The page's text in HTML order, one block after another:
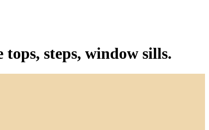
steps, window sills.